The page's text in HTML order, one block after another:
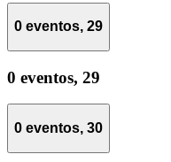
0 eventos, 29
0 eventos, 29
0 eventos, 30